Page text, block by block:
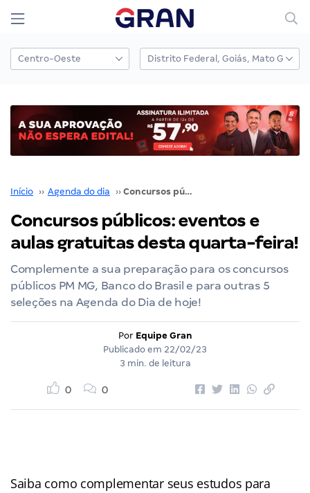
Início ›› Agenda do dia ›› Concursos públicos: eventos e aulas gratuitas desta quarta-feira!
Concursos públicos: eventos e
aulas gratuitas desta quarta-feira!
Complemente a sua preparação para os concursos
públicos PM MG, Banco do Brasil e para outras 5
seleções na Agenda do Dia de hoje!
Por Equipe Gran
Publicado em 22/02/23
3 min. de leitura
0 0
Saiba como complementar seus estudos para